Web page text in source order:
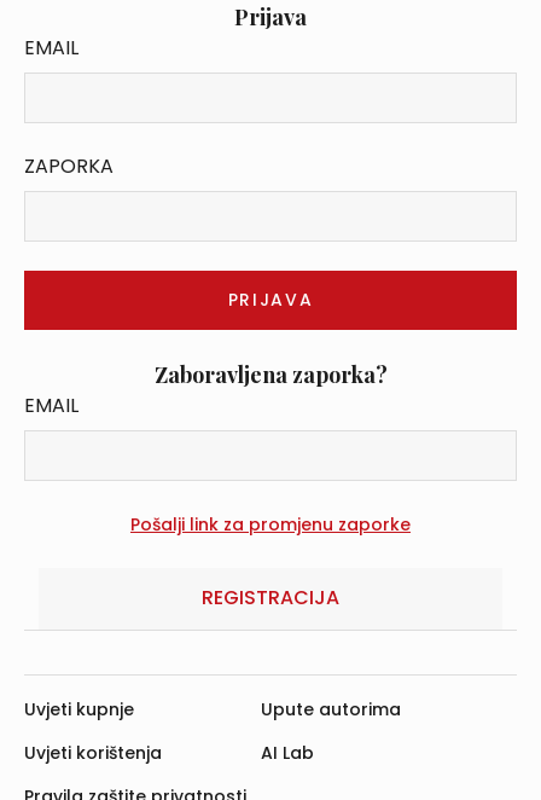
Prijava
EMAIL
ZAPORKA
Zaboravljena zaporka?
EMAIL
REGISTRACIJA
Uvjeti kupnje
Uvjeti korištenja
Upute autorima
AI Lab